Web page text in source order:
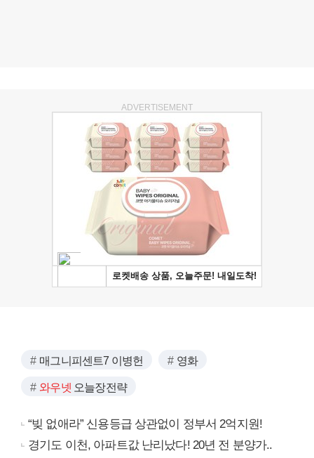
ADVERTISEMENT
매그니피센트7 이병헌 영화
와우넷 오늘장전략
“빚 없애라” 신용등급 상관없이 정부서 2억지원!
경기도 이천, 아파트값 난리났다! 20년 전 분양가..